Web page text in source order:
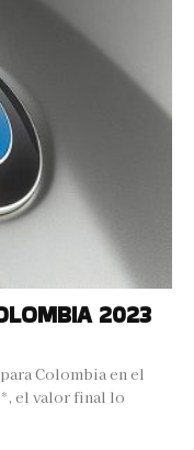
2023
Colombia en el
el valor final lo